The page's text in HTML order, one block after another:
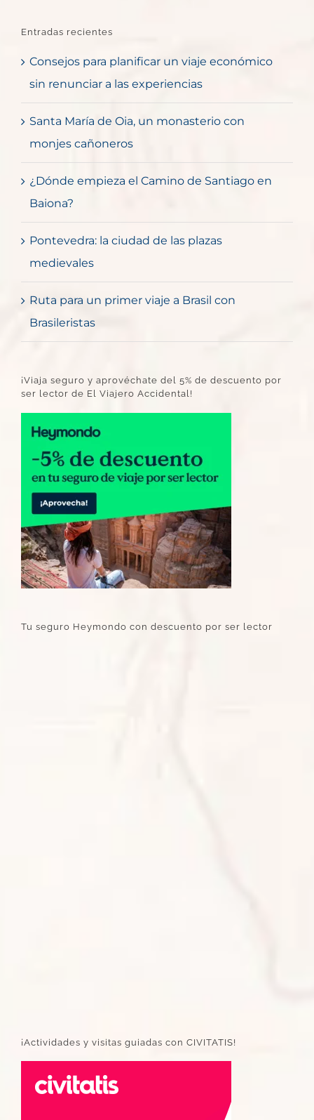
Entradas recientes
Consejos para planificar un viaje económico
sin renunciar a las experiencias
Santa María de Oia, un monasterio con
monjes cañoneros
¿Dónde empieza el Camino de Santiago en
Baiona?
Pontevedra: la ciudad de las plazas
medievales
Ruta para un primer viaje a Brasil con
Brasileristas
¡Viaja seguro y aprovéchate del 5% de descuento por
ser lector de El Viajero Accidental!
Tu seguro Heymondo con descuento por ser lector
¡Actividades y visitas guiadas con CIVITATIS!